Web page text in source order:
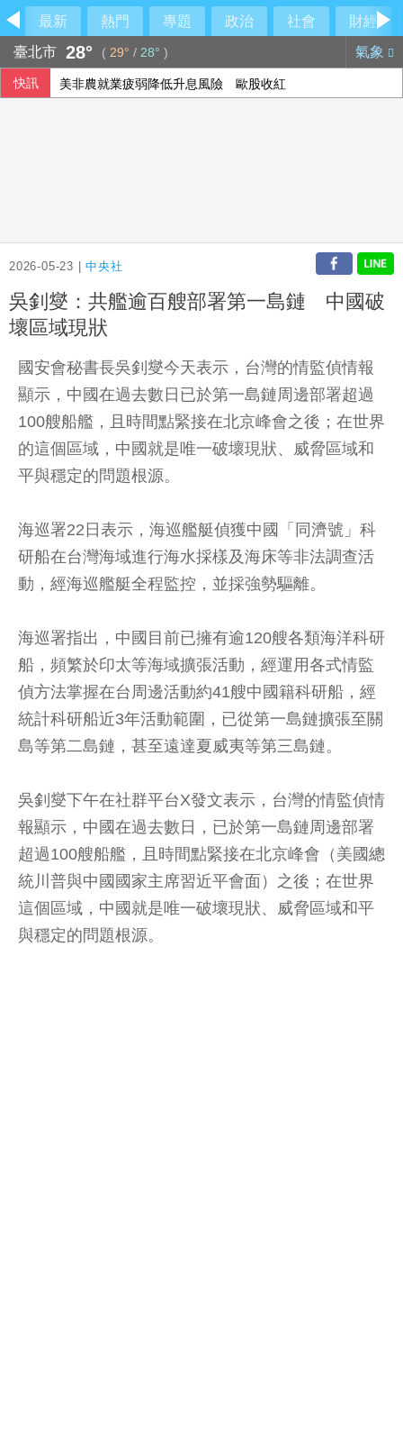
最新 熱門 專題 政治 社會
財經
臺北市 28° ( 29° / 28° ) 氣象
快訊 美非農就業疲弱降低升息風險 歐股收紅
2026-05-23 |中央社
吳釗燮：共艦逾百艘部署第一島鏈 中國破
壞區域現狀
國安會秘書長吳釗燮今天表示，台灣的情監偵情報
顯示，中國在過去數日已於第一島鏈周邊部署超過
100艘船艦，且時間點緊接在北京峰會之後；在世界
的這個區域，中國就是唯一破壞現狀、威脅區域和
平與穩定的問題根源。
海巡署22日表示，海巡艦艇偵獲中國「同濟號」科
研船在台灣海域進行海水採樣及海床等非法調查活
動，經海巡艦艇全程監控，並採強勢驅離。
海巡署指出，中國目前已擁有逾120艘各類海洋科研
船，頻繁於印太等海域擴張活動，經運用各式情監
偵方法掌握在台周邊活動約41艘中國籍科研船，經
統計科研船近3年活動範圍，已從第一島鏈擴張至關
島等第二島鏈，甚至遠達夏威夷等第三島鏈。
吳釗燮下午在社群平台X發文表示，台灣的情監偵情
報顯示，中國在過去數日，已於第一島鏈周邊部署
超過100艘船艦，且時間點緊接在北京峰會（美國總
統川普與中國國家主席習近平會面）之後；在世界
這個區域，中國就是唯一破壞現狀、威脅區域和平
與穩定的問題根源。